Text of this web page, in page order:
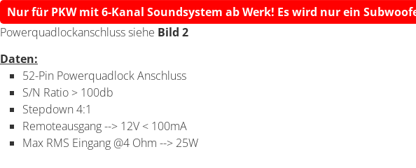
Nur für PKW mit 6-Kanal Soundsystem ab Werk! Es wird nur ein
Powerquadlockanschluss siehe Bild 2
Daten:
52-Pin Powerquadlock Anschluss
S/N Ratio > 100db
Stepdown 4:1
Remoteausgang --> 12V < 100mA
Max RMS Eingang @4 Ohm --> 25W